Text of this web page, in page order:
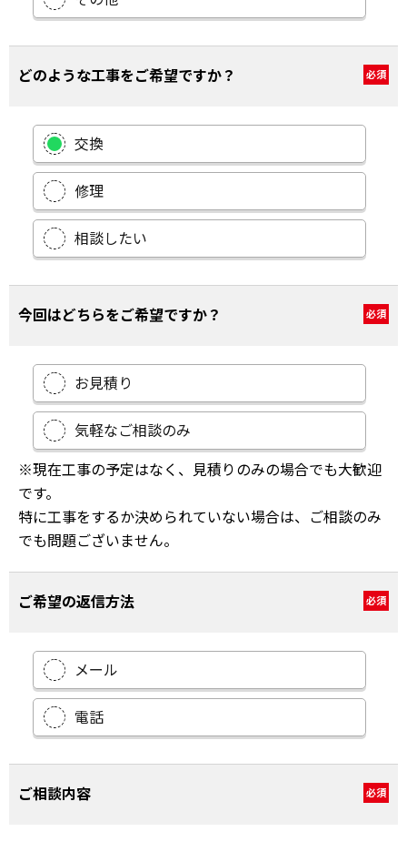
どのような工事をご希望ですか？ 必須
交換
修理
相談したい
今回はどちらをご希望ですか？ 必須
お見積り
気軽なご相談のみ
※現在工事の予定はなく、見積りのみの場合でも大歓迎
です。
特に工事をするか決められていない場合は、ご相談のみ
でも問題ございません。
ご希望の返信方法 必須
メール
電話
ご相談内容 必須